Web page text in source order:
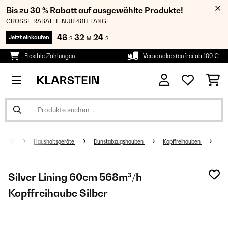
Bis zu 30 % Rabatt auf ausgewählte Produkte!
GROSSE RABATTE NUR 48H LANG!
Jetzt einkaufen 48 S 32 M 23 S
Flexible Zahlungen Versandkostenfrei ab 100 €*
Haushaltsgeräte Dunstabzugshauben Kopffreihauben
Silver Lining 60cm 568m³/h
Kopffreihaube Silber